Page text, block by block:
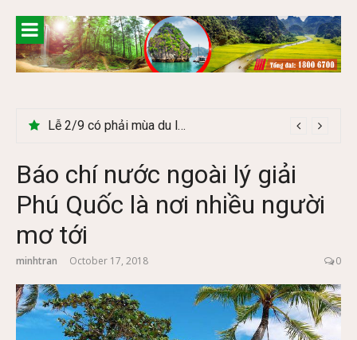
content
Lễ 2/9 có phải mùa du lịch Hà Giang đẹp không?
Báo chí nước ngoài lý giải
Phú Quốc là nơi nhiều người
mơ tới
minhtran October 17, 2018 0